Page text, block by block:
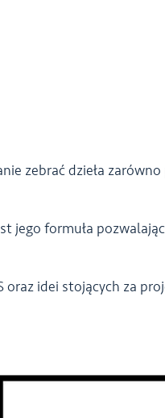
zebrać dzieła
jego formuła
oraz idei stojących za